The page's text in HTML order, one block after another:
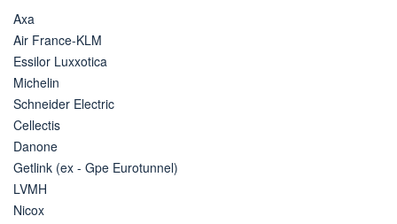
Axa
Air France-KLM
Essilor Luxxotica
Michelin
Schneider Electric
Cellectis
Danone
Getlink (ex - Gpe Eurotunnel)
LVMH
Nicox